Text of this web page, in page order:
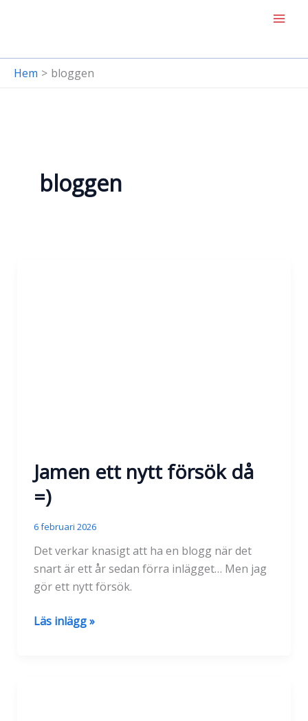
Hem bloggen
bloggen
Jamen ett nytt försök då
=)
6 februari 2026
Det verkar knasigt att ha en blogg när det
snart är ett år sedan förra inlägget… Men jag
gör ett nytt försök.
Jamen
Läs inlägg »